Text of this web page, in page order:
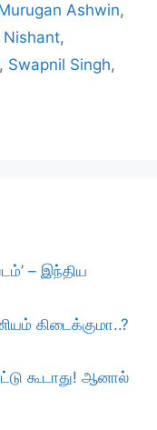
Ashwin,
Nishant,
, Swapnil Singh,
– இந்திய
கிடைக்குமா..?
கூடாது! ஆனால்